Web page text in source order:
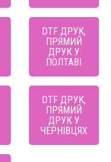
DTF ДРУК,
ПРЯМИЙ
ДРУК У
ПОЛТАВІ
DTF ДРУК,
ПРЯМИЙ
ДРУК У
ЧЕРНІВЦЯХ